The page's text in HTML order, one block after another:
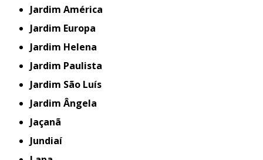
Jardim América
Jardim Europa
Jardim Helena
Jardim Paulista
Jardim São Luís
Jardim Ângela
Jaçanã
Jundiaí